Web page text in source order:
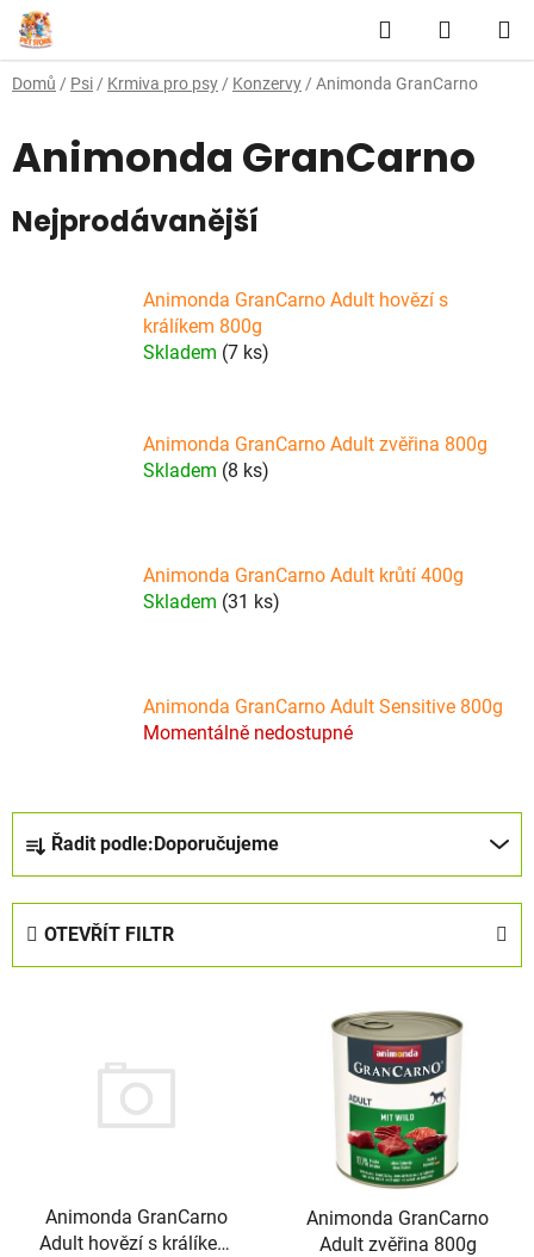
Přejít
na
obsah
Hledat
KOŠÍK
Domů / Psi / Krmiva pro psy / Konzervy / Animonda GranCarno
Animonda GranCarno
Nejprodávanější
Animonda GranCarno Adult hovězí s
králíkem 800g
Skladem (7 ks)
Animonda GranCarno Adult zvěřina 800g
Skladem (8 ks)
Animonda GranCarno Adult krůtí 400g
Skladem (31 ks)
Animonda GranCarno Adult Sensitive 800g
Momentálně nedostupné
Ř
a
z
e
n
Řadit podle: Doporučujeme
OTEVŘÍT FILTR
Animonda GranCarno
Adult hovězí s králíkem
Animonda GranCarno
Adult zvěřina 800g